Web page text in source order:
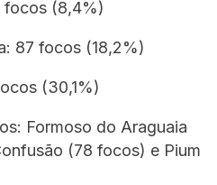
focos (8,4%)
87 focos (18,2%)
(30,1%)
Formoso do Araguaia
(78 focos) e Pium